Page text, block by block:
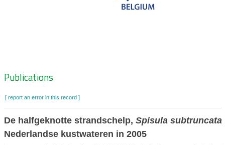
Zoeknavigatie
Publications
[ report an error in this record ]
De halfgeknotte strandschelp, Spisula subtruncata
Nederlandse kustwateren in 2005